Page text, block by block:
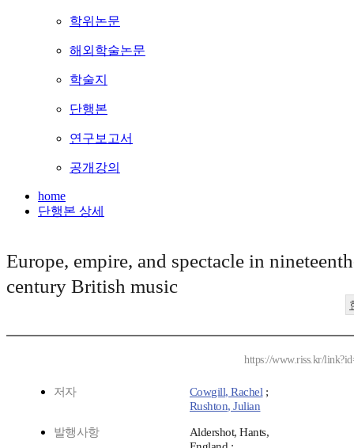
학위논문
해외학술논문
학술지
단행본
연구보고서
공개강의
home
단행본 상세
Europe, empire, and spectacle in
century British music
https://www.riss.kr/
저자 Cowgill, Rachel;
Rushton, Julian
발행사항
Aldershot, Hants,